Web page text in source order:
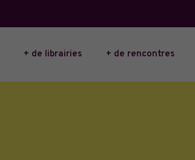
+ de librairies + de rencontres